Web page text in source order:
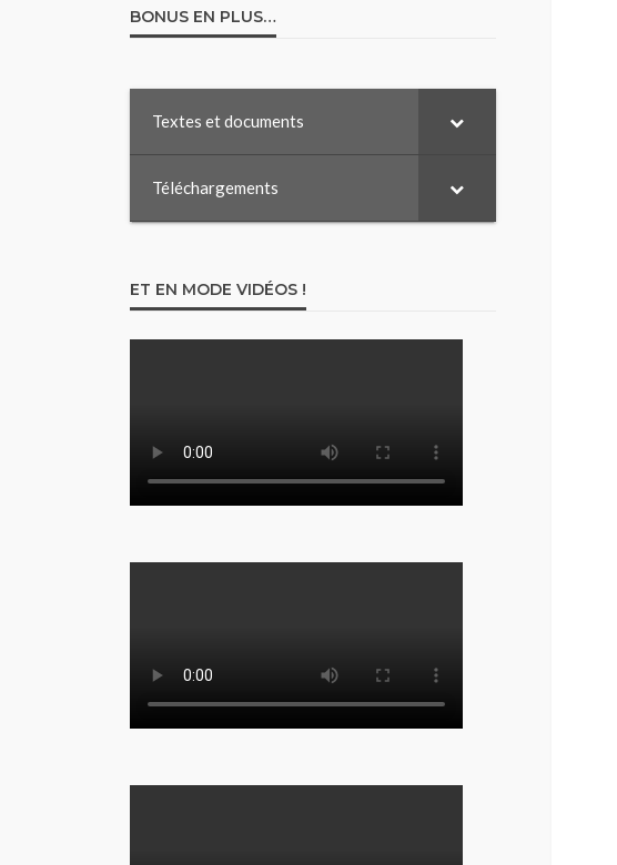
BONUS EN PLUS…
Textes et documents
Téléchargements
ET EN MODE VIDÉOS !